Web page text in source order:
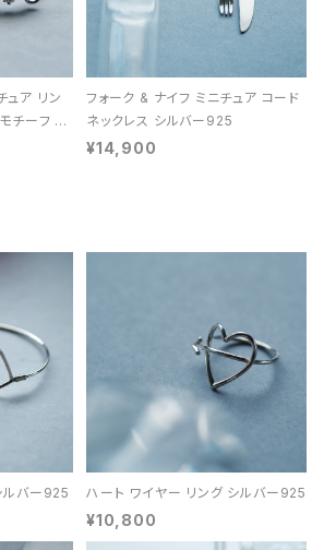
ュア リン
チーフ レ
フォーク & ナイフ ミニチュア コード
ネックレス シルバー925
¥14,900
ルバー925 ハート ワイヤー リング シルバー925
¥10,800